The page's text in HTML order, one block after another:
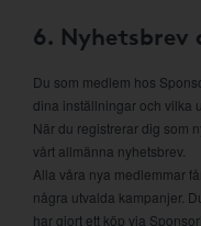
6. Nyhetsbrev
Du som medlem hos
dina inställningar och vilka
När du registrerar dig som
vårt allmänna nyhetsbrev.
Alla våra nya medlemmar
några utvalda kampanjer.
har gjort ett köp via